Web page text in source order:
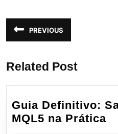
Navegação
de
PREVIOUS
anterior:
Related Post
Guia Definitivo:
MQL5 na Prática